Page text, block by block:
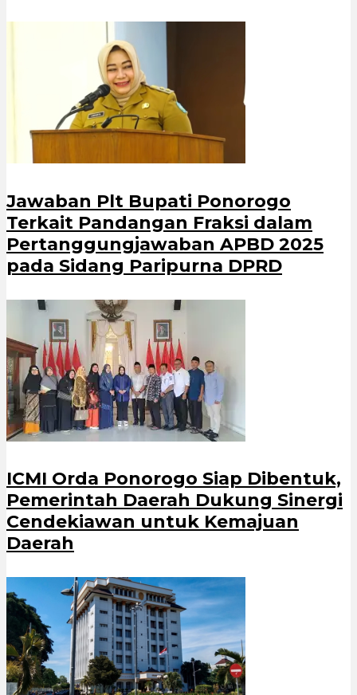
Jawaban Plt Bupati Ponorogo
Terkait Pandangan Fraksi dalam
Pertanggungjawaban APBD 2025
pada Sidang Paripurna DPRD
ICMI Orda Ponorogo Siap Dibentuk,
Pemerintah Daerah Dukung Sinergi
Cendekiawan untuk Kemajuan
Daerah